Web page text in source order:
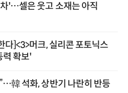
'…셀은 웃고 소재는 아직
다]<3>머크, 실리콘 포토닉스
확보'
韓 석화, 상반기 나란히 반등